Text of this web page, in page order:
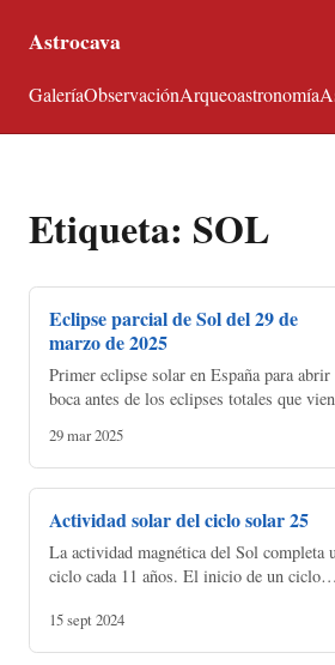
Astrocava
GaleríaObservaciónArqueoastronomía
Etiqueta: SOL
Eclipse parcial de Sol del 29 de
marzo de 2025
Primer eclipse solar en España para abrir
boca antes de los eclipses totales que
alto, cielo despejado después de semanas
interm…
29 mar 2025
Actividad solar del ciclo solar 25
La actividad magnética del Sol completa
ciclo cada 11 años. El inicio de un ciclo
caso del ciclo solar 25 comenzó en
diciembre de…
15 sept 2024